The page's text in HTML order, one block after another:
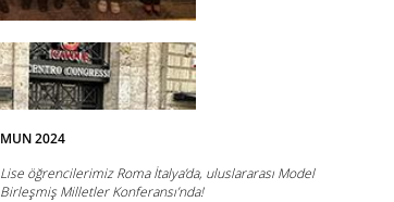
MUN 2024
Lise öğrencilerimiz Roma İtalya’da, uluslararası Model
Birleşmiş Milletler Konferansı’nda!